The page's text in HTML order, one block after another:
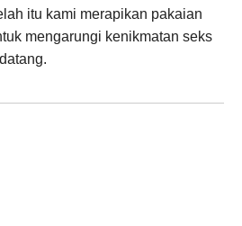
itu kami merapikan pakaian
mengarungi kenikmatan seks